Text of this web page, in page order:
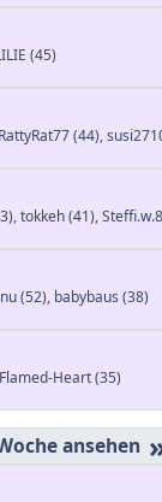
(45)
RattyRat77(44),
,tokkeh(41),
(52), babybaus (38)
Flamed-Heart(35)